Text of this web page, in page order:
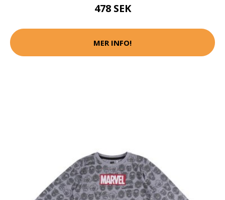
478 SEK
MER INFO!